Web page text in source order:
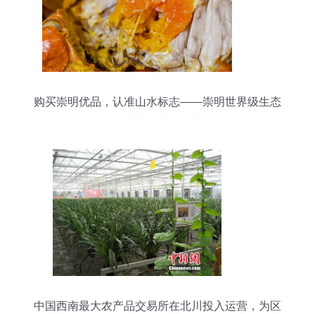
购买崇明优品，认准山水标志——崇明世界级生态
中国西南最大农产品交易所在北川投入运营，为区